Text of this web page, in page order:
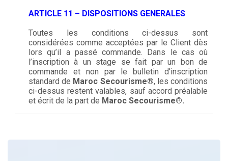
ARTICLE 11 – DISPOSITIONS GENERALES
Toutes les conditions ci-dessus sont
considérées comme acceptées par le Client dès
lors qu’il a passé commande. Dans le cas où
l’inscription à un stage se fait par un bon de
commande et non par le bulletin d’inscription
standard de Maroc Secourisme®, les conditions
ci-dessus restent valables, sauf accord préalable
et écrit de la part de Maroc Secourisme®.